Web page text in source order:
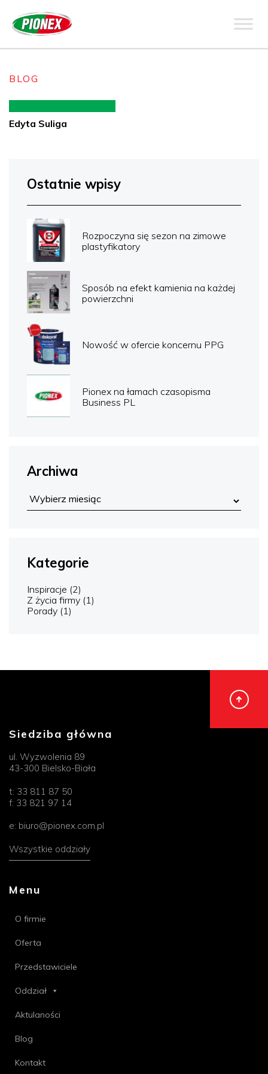
BLOG
Edyta Suliga
Ostatnie wpisy
Rozpoczyna się sezon na zimowe
plastyfikatory
Sposób na efekt kamienia na każdej
powierzchni
Nowość w ofercie koncernu PPG
Pionex na łamach czasopisma
Business PL
Archiwa
Kategorie
Inspiracje (2)
Z życia firmy (1)
Porady (1)
Siedziba główna
ul. Wyzwolenia 89
43-300 Bielsko-Biała
t: 33 811 87 50
f: 33 821 97 14
e: biuro@pionex.com.pl
Wszystkie oddziały
Menu
O firmie
Oferta
Przedstawiciele
Oddział
Aktulaności
Blog
Kontakt